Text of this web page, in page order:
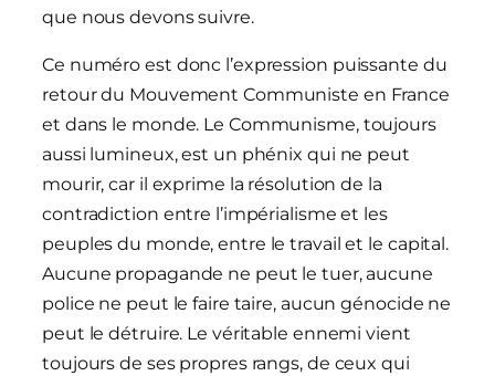
que nous devons suivre.
Ce numéro est donc l’expression puissante du
retour du Mouvement Communiste en France
et dans le monde. Le Communisme, toujours
aussi lumineux, est un phénix qui ne peut
mourir, car il exprime la résolution de la
contradiction entre l’impérialisme et les
peuples du monde, entre le travail et le capital.
Aucune propagande ne peut le tuer, aucune
police ne peut le faire taire, aucun génocide ne
peut le détruire. Le véritable ennemi vient
toujours de ses propres rangs, de ceux qui